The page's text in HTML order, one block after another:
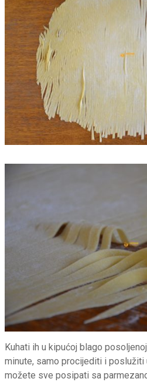
Kuhati ih u kipućoj blago
minute, samo procijediti i poslužiti
možete sve posipati sa